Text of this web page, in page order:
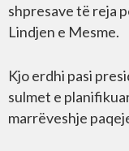
shpresave të reja
Lindjen e Mesme.
Kjo erdhi pasi
sulmet e
marrëveshje